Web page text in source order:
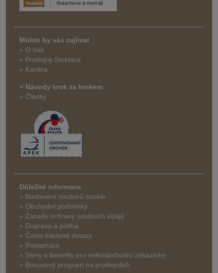
Mohlo by vás zajímat
» O nás
» Prodejny Stoklasa
» Kariéra
» Návody krok za krokem
» Články
Důležité informace
» Nastavení souborů cookie
» Obchodní podmínky
» Zásady ochrany osobních údajů
» Doprava a platba
» Často kladené dotazy
» Reklamace
» Slevy a benefity pro velkoobchodní zákazníky
» Bonusový program na prodejnách